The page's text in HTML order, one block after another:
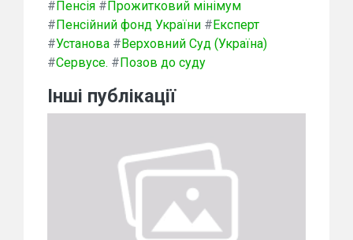
# Пенсія # Прожитковий мінімум
# Пенсійний фонд України # Експерт
#Установа # Верховний Суд (Україна)
#Сервусе. # Позов до суду
Інші публікації